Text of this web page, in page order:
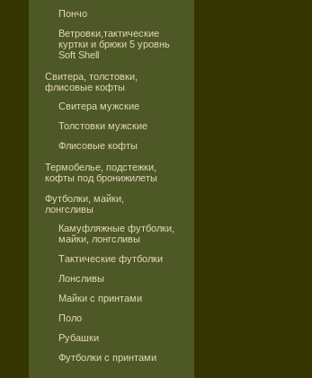
Пончо
Ветровки,тактические
куртки и брюки 5 уровнь
Soft Shell
Свитера, толстовки,
флисовые кофты
Свитера мужские
Толстовки мужские
Флисовые кофты
Термобелье, подстежки,
кофты под бронижилеты
Футболки, майки,
лонгсливы
Камуфляжные футболки,
майки, лонгсливы
Тактические футболки
Лонсливы
Майки с принтами
Поло
Рубашки
Футболки с принтами